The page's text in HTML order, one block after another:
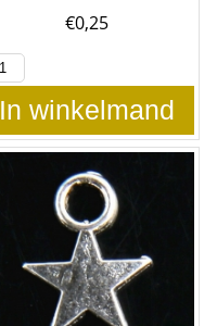
€0,25
In winkelmand